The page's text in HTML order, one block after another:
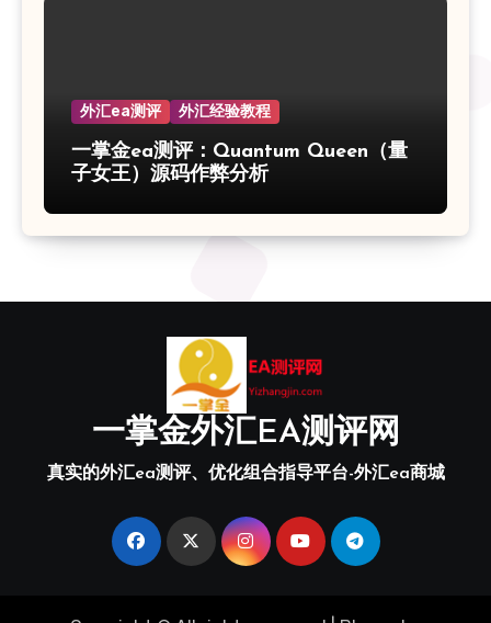
外汇ea测评 外汇经验教程
一掌金ea测评：Quantum Queen（量
子女王）源码作弊分析
一掌金外汇EA测评网
真实的外汇ea测评、优化组合指导平台-外汇ea商城